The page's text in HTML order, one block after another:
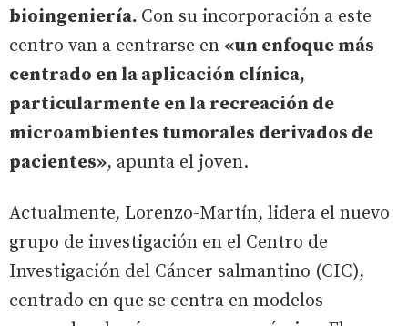
bioingeniería. Con su incorporación a este
centro van a centrarse en «un enfoque más
centrado en la aplicación clínica,
particularmente en la recreación de
microambientes tumorales derivados de
pacientes», apunta el joven.
Actualmente, Lorenzo-Martín, lidera el nuevo
grupo de investigación en el Centro de
Investigación del Cáncer salmantino (CIC),
centrado en que se centra en modelos